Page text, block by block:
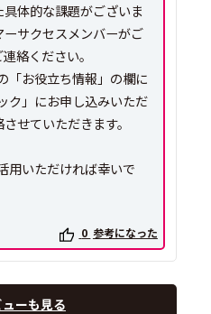
体的な課題がございま
サクセスメンバーがご
絡ください。
「お役立ち情報」の欄に
ク」にお申し込みいただ
せていただきます。
用いただければ幸いで
0 参考になった
ーも見る